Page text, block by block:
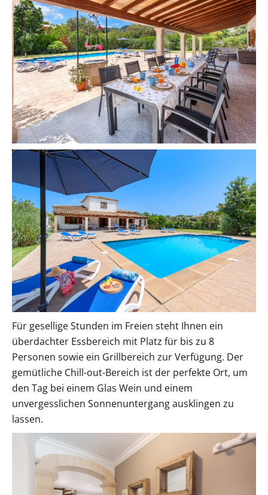
Für gesellige Stunden im Freien steht Ihnen ein
überdachter Essbereich mit Platz für bis zu 8
Personen sowie ein Grillbereich zur Verfügung. Der
gemütliche Chill-out-Bereich ist der perfekte Ort, um
den Tag bei einem Glas Wein und einem
unvergesslichen Sonnenuntergang ausklingen zu
lassen.